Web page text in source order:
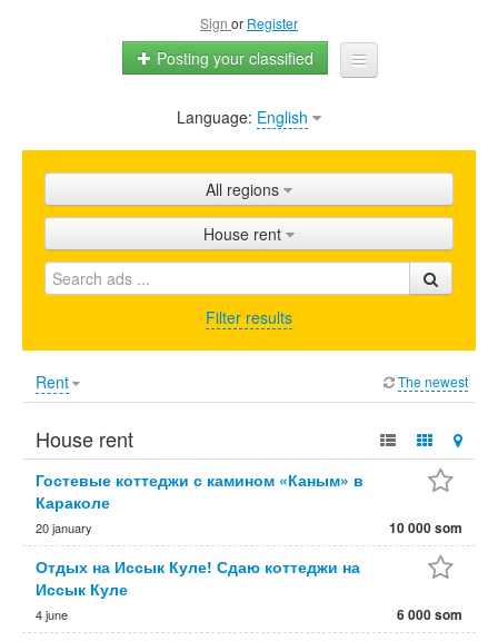
Sign or Register
Posting your classified
Home
Shops
Promotion
FAQ
Language: English
All regions
House rent
Filter results
Rent The newest
House rent
Гостевые коттеджи с камином «Каным» в
Караколе
20 january 10 000 som
Отдых на Иссык Куле! Сдаю коттеджи на
Иссык Куле
4 june 6 000 som